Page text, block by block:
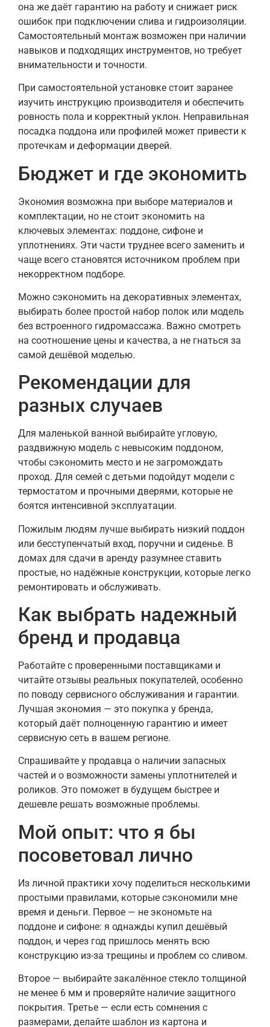
она же даёт гарантию на работу и снижает риск
ошибок при подключении слива и гидроизоляции.
Самостоятельный монтаж возможен при наличии
навыков и подходящих инструментов, но требует
внимательности и точности.
При самостоятельной установке стоит заранее
изучить инструкцию производителя и обеспечить
ровность пола и корректный уклон. Неправильная
посадка поддона или профилей может привести к
протечкам и деформации дверей.
Бюджет и где экономить
Экономия возможна при выборе материалов и
комплектации, но не стоит экономить на
ключевых элементах: поддоне, сифоне и
уплотнениях. Эти части труднее всего заменить и
чаще всего становятся источником проблем при
некорректном подборе.
Можно сэкономить на декоративных элементах,
выбирать более простой набор полок или модель
без встроенного гидромассажа. Важно смотреть
на соотношение цены и качества, а не гнаться за
самой дешёвой моделью.
Рекомендации для
разных случаев
Для маленькой ванной выбирайте угловую,
раздвижную модель с невысоким поддоном,
чтобы сэкономить место и не загромождать
проход. Для семей с детьми подойдут модели с
термостатом и прочными дверями, которые не
боятся интенсивной эксплуатации.
Пожилым людям лучше выбирать низкий поддон
или бесступенчатый вход, поручни и сиденье. В
домах для сдачи в аренду разумнее ставить
простые, но надёжные конструкции, которые легко
ремонтировать и обслуживать.
Как выбрать надежный
бренд и продавца
Работайте с проверенными поставщиками и
читайте отзывы реальных покупателей, особенно
по поводу сервисного обслуживания и гарантии.
Лучшая экономия — это покупка у бренда,
который даёт полноценную гарантию и имеет
сервисную сеть в вашем регионе.
Спрашивайте у продавца о наличии запасных
частей и о возможности замены уплотнителей и
роликов. Это поможет в будущем быстрее и
дешевле решать возможные проблемы.
Мой опыт: что я бы
посоветовал лично
Из личной практики хочу поделиться несколькими
простыми правилами, которые сэкономили мне
время и деньги. Первое — не экономьте на
поддоне и сифоне: я однажды купил дешёвый
поддон, и через год пришлось менять всю
конструкцию из-за трещины и проблем со сливом.
Второе — выбирайте закалённое стекло толщиной
не менее 6 мм и проверяйте наличие защитного
покрытия. Третье — если есть сомнения с
размерами, делайте шаблон из картона и